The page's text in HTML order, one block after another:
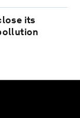
its